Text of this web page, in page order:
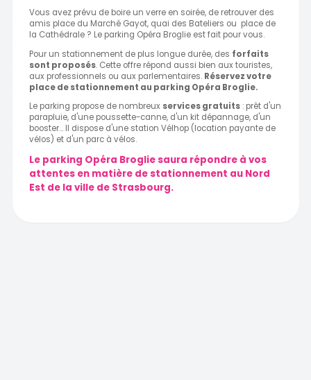
Vous avez prévu de boire un verre en soirée, de retrouver des
amis place du Marché Gayot, quai des Bateliers ou place de
la Cathédrale ? Le parking Opéra Broglie est fait pour vous.
Pour un stationnement de plus longue durée, des forfaits
sont proposés. Cette offre répond aussi bien aux touristes,
aux professionnels ou aux parlementaires. Réservez votre
place de stationnement au parking Opéra Broglie.
Le parking propose de nombreux services gratuits : prêt d'un
parapluie, d'une poussette-canne, d'un kit dépannage, d'un
booster... Il dispose d'une station Vélhop (location payante de
vélos) et d'un parc à vélos.
Le parking Opéra Broglie saura répondre à vos
attentes en matière destationnement au Nord
Est de la ville de Strasbourg.